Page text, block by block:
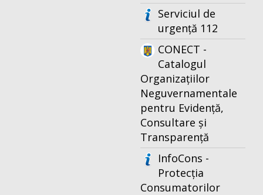
Serviciul de
urgență 112
CONECT -
Catalogul
Organizațiilor
Neguvernamentale
pentru Evidență,
Consultare și
Transparență
InfoCons -
Protecția
Consumatorilor